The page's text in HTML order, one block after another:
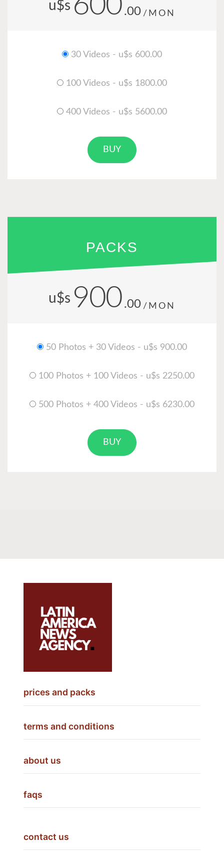
u$s .00 /MON
30 Videos - u$s 600.00
100 Videos - u$s 1800.00
400 Videos - u$s 5600.00
BUY
PACKS
u$s 900 .00 /MON
50 Photos + 30 Videos - u$s 900.00
100 Photos + 100 Videos - u$s 2250.00
500 Photos + 400 Videos - u$s 6230.00
BUY
prices and packs
terms and conditions
about us
faqs
contact us